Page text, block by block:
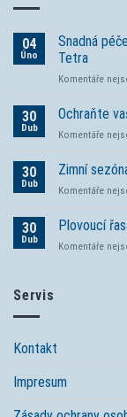
04
Úno
Snadná
Tetra
Komentáře
30
Dub
Ochraňte
Komentáře
30
Dub
Zimní
Komentáře
30
Dub
Plovoucí
Komentáře
Servis
Kontakt
Impresum